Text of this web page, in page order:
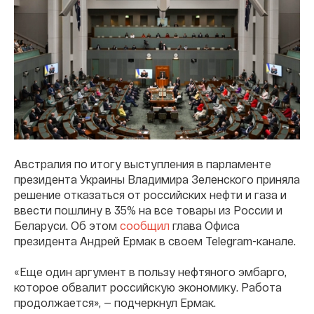
Австралия по итогу выступления в парламенте
президента Украины Владимира Зеленского приняла
решение отказаться от российских нефти и газа и
ввести пошлину в 35% на все товары из России и
Беларуси. Об этом сообщил глава Офиса
президента Андрей Ермак в своем Telegram-канале.
«Еще один аргумент в пользу нефтяного эмбарго,
которое обвалит российскую экономику. Работа
продолжается», — подчеркнул Ермак.